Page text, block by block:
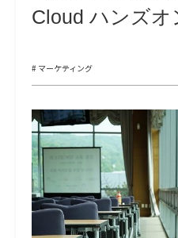
Cloud ハンズオ
# マーケティング